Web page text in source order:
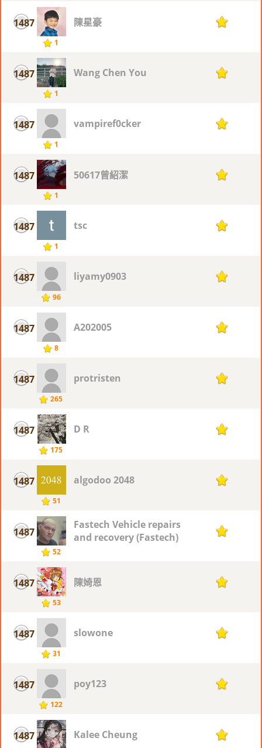
1487
1
陳星豪 1
1487
1
Wang Chen You 1
1487
1
vampiref0cker 1
1487
1
50617曾紹潔 1
1487
1
tsc 1
1487
96
liyamy0903 1
1487
8
A202005 1
1487
265
protristen 1
1487
175
D R 1
1487
51
algodoo 2048 1
1487
52
Fastech Vehicle repairs
and recovery (Fastech)
1
1487
53
陳婍恩 1
1487
31
slowone 1
1487
122
poy123 1
1487 Kalee Cheung 1